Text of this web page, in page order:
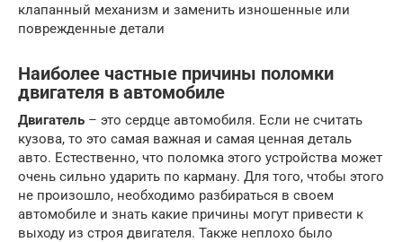
клапанный механизм и заменить изношенные или
поврежденные детали
Наиболее частные причины поломки
двигателя в автомобиле
Двигатель – это сердце автомобиля. Если не считать
кузова, то это самая важная и самая ценная деталь
авто. Естественно, что поломка этого устройства может
очень сильно ударить по карману. Для того, чтобы этого
не произошло, необходимо разбираться в своем
автомобиле и знать какие причины могут привести к
выходу из строя двигателя. Также неплохо было